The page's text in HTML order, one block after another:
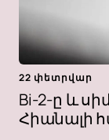
22 փետրվար
Bi-2-ը և
Հիանալի